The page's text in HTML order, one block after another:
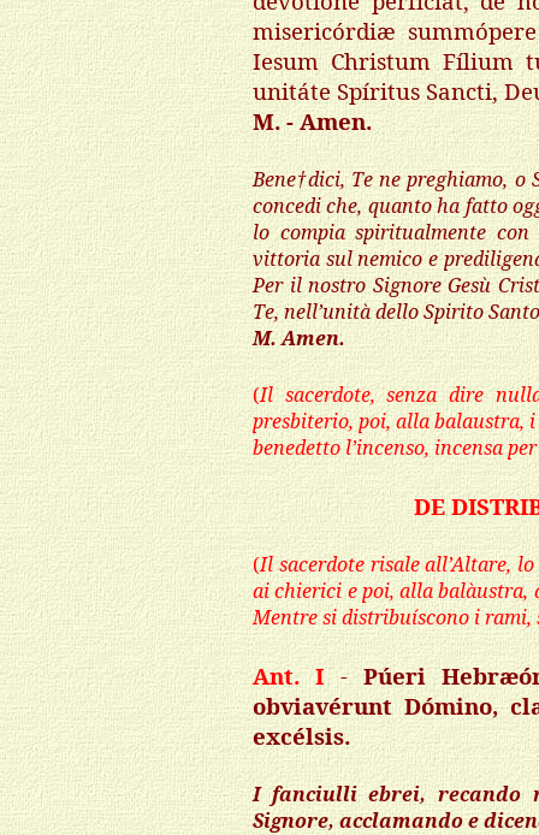
misericórdiæ
Iesum Christum Fílium
unitáte Spíritus Sancti,
M. - Amen.
Bene†dici, Te ne preghiamo,
concedi che, quanto ha fatto
lo compia spiritualmente
vittoria sul nemico e
Per il nostro Signore Gesù
Te, nell’unità dello Spirito
M. Amen.
(Il sacerdote, senza dire
presbiterio, poi, alla balaustra,
benedetto l’incenso, incensa
DE
(Il sacerdote risale all’Altare,
ai chierici e poi, alla balàustra,
Mentre si distribuíscono i rami,
Ant. I -Púeri
obviavérunt Dómino,
excélsis.
I fanciulli ebrei, recando
Signore, acclamando e